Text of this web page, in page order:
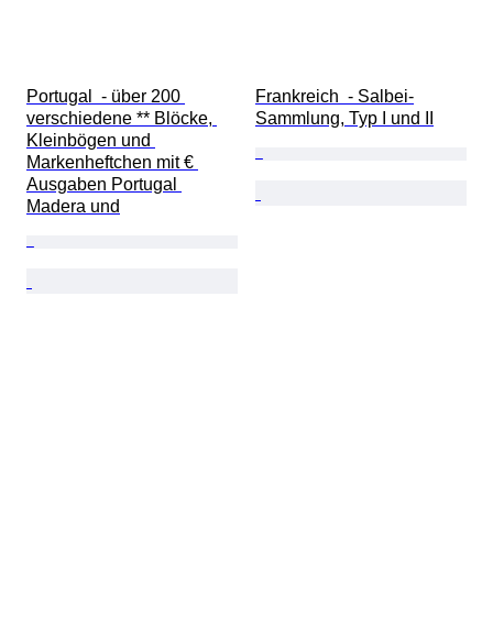
Portugal  - über 200
verschiedene ** Blöcke,
Kleinbögen und
Markenheftchen mit €
Ausgaben Portugal
Madera und
Frankreich  - Salbei-
Sammlung, Typ I und II